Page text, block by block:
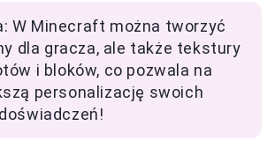
W Minecraft można tworzyć
dla gracza, ale także tekstury
i bloków, co pozwala na
personalizację swoich